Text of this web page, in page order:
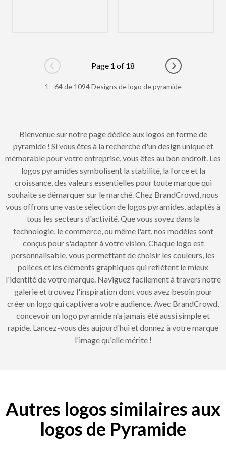
Go to previous page
Page 1 of 18
Go to next
1 - 64 de 1094 Designs de logo de pyramide
Bienvenue sur notre page dédiée aux logos en forme de
pyramide ! Si vous êtes à la recherche d'un design unique et
mémorable pour votre entreprise, vous êtes au bon endroit. Les
logos pyramides symbolisent la stabilité, la force et la
croissance, des valeurs essentielles pour toute marque qui
souhaite se démarquer sur le marché. Chez BrandCrowd, nous
vous offrons une vaste sélection de logos pyramides, adaptés à
tous les secteurs d'activité. Que vous soyez dans la
technologie, le commerce, ou même l'art, nos modèles sont
conçus pour s'adapter à votre vision. Chaque logo est
personnalisable, vous permettant de choisir les couleurs, les
polices et les éléments graphiques qui reflètent le mieux
l'identité de votre marque. Naviguez facilement à travers notre
galerie et trouvez l'inspiration dont vous avez besoin pour
créer un logo qui captivera votre audience. Avec BrandCrowd,
concevoir un logo pyramide n'a jamais été aussi simple et
rapide. Lancez-vous dès aujourd'hui et donnez à votre marque
l'image qu'elle mérite !
Autres logos similaires aux
logos de Pyramide